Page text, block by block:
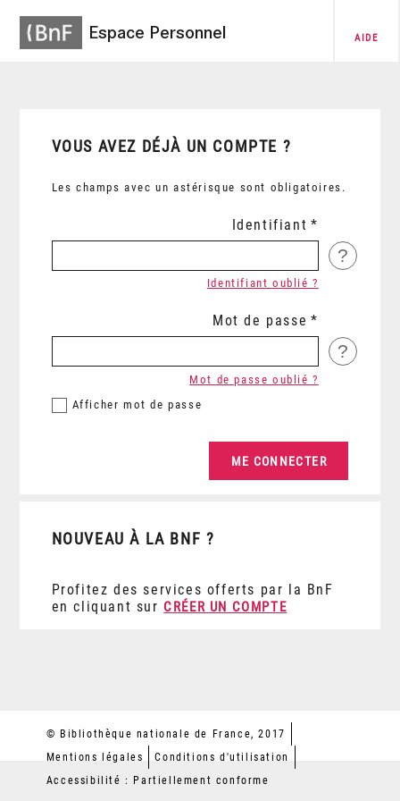
Espace Personnel AIDE
VOUS AVEZ DÉJÀ UN COMPTE ?
Les champs avec un astérisque sont obligatoires.
Identifiant
?
Identifiant oublié ?
Mot de passe
?
Afficher mot de passe
Mot de passe oublié ?
NOUVEAU À LA BNF ?
Profitez des services offerts par la BnF
en cliquant sur CRÉER UN COMPTE
© Bibliothèque nationale de France, 2017
Mentions légales
Conditions d'utilisation
Accessibilité : Partiellement conforme